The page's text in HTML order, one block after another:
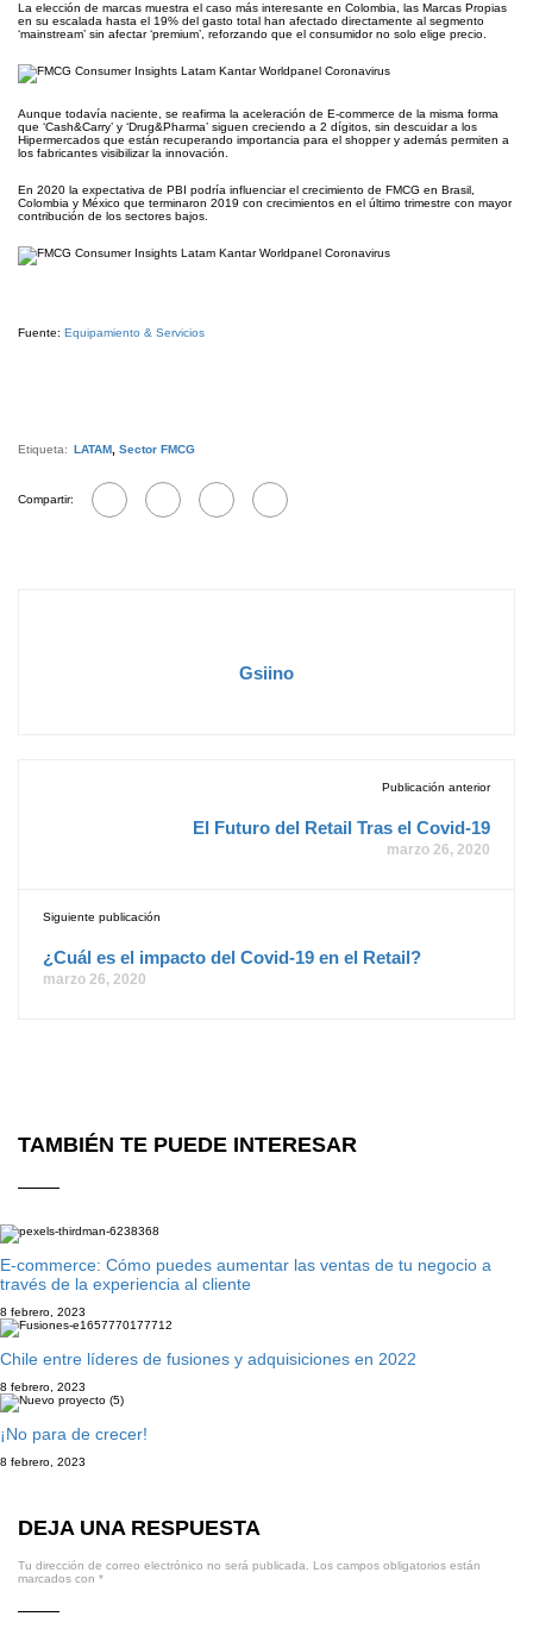
La elección de marcas muestra el caso más interesante en Colombia, las Marcas Propias
en su escalada hasta el 19% del gasto total han afectado directamente al segmento
‘mainstream’ sin afectar ‘premium’, reforzando que el consumidor no solo elige precio.
Aunque todavía naciente, se reafirma la aceleración de E-commerce de la misma forma
que ‘Cash&Carry’ y ‘Drug&Pharma’ siguen creciendo a 2 dígitos, sin descuidar a los
Hipermercados que están recuperando importancia para el shopper y además permiten a
los fabricantes visibilizar la innovación.
En 2020 la expectativa de PBI podría influenciar el crecimiento de FMCG en Brasil,
Colombia y México que terminaron 2019 con crecimientos en el último trimestre con mayor
contribución de los sectores bajos.
Fuente: Equipamiento & Servicios
Etiqueta: LATAM Sector FMCG
Compartir:
Gsiino
Publicación anterior
El Futuro del Retail Tras el Covid-19
marzo 26, 2020
Siguiente publicación
¿Cuál es el impacto del Covid-19 en el Retail?
marzo 26, 2020
TAMBIÉN TE PUEDE INTERESAR
E-commerce: Cómo puedes aumentar las ventas de tu negocio a
través de la experiencia al cliente
8 febrero, 2023
Chile entre líderes de fusiones y adquisiciones en 2022
8 febrero, 2023
¡No para de crecer!
8 febrero, 2023
DEJA UNA RESPUESTA
Tu dirección de correo electrónico no será publicada.
Los campos obligatorios están
marcados con *